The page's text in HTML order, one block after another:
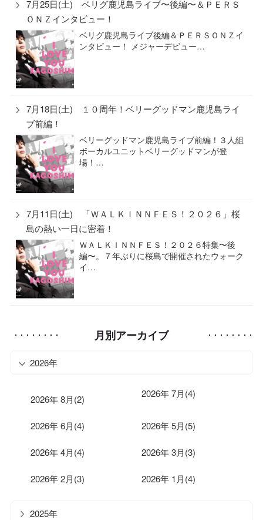
7月25日(土) ベリグ鹿児島ライブ〜後編〜＆ＰＥＲＳ
ＯＮＺインタビュー！
ベリグ鹿児島ライブ後編＆ＰＥＲＳＯＮＺイ
ンタビュー！ メジャーデビュー…
7月18日(土) １０周年！ベリーグッドマン鹿児島ライ
ブ前編！
ベリーグッドマン鹿児島ライブ前編！３人組
ボーカルユニットベリーグッドマンが登
場！…
7月11日(土) 「ＷＡＬＫＩＮＮＦＥＳ！２０２６」桜
島の熱い一日に密着！
ＷＡＬＫＩＮＮＦＥＳ！２０２６特集〜後
編〜。７年ぶりに桜島で開催されたウォーク
イ…
月別アーカイブ
2026年
2026年 8月(2) 2026年 7月(4)
2026年 6月(4) 2026年 5月(5)
2026年 4月(4) 2026年 3月(3)
2026年 2月(3) 2026年 1月(4)
2025年